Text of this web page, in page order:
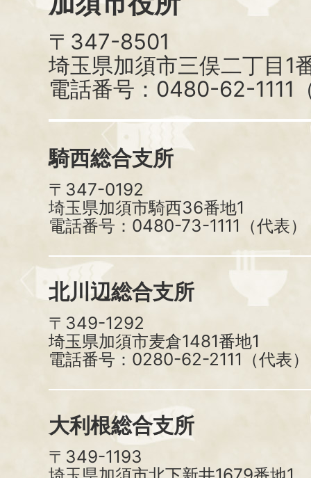
〒347-8501
埼玉県加須市三俣二丁目1
電話番号：0480-62-1111
騎西総合支所
〒347-0192
埼玉県加須市騎西36番地1
電話番号：0480-73-1111（代表）
北川辺総合支所
〒349-1292
埼玉県加須市麦倉1481番地1
電話番号：0280-62-2111（代表）
大利根総合支所
〒349-1193